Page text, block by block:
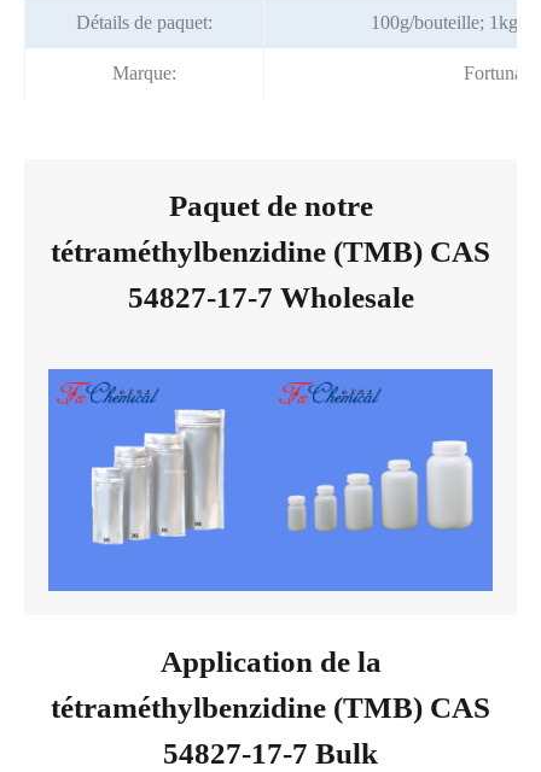
Détails de paquet: 100g/bouteille; 1kg/
Marque:
Paquet de notre
tétraméthylbenzidine (TMB) CAS
54827-17-7 Wholesale
Application de la
tétraméthylbenzidine (TMB) CAS
54827-17-7 Bulk